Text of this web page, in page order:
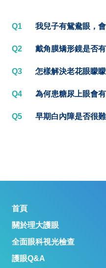
Q1 我兒子有鴛鴦眼，
Q2 戴角膜矯形鏡是否
Q3 怎樣解決老花眼矇
Q4 為何患糖尿上眼會
Q5 早期白內障是否很
首頁
關於理大護眼
全面眼科視光檢查
護眼Q&A